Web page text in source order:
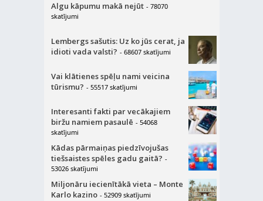
Algu kāpumu makā nejūt - 78070
skatījumi
Lembergs sašutis: Uz ko jūs cerat, ja
idioti vada valsti? - 68607 skatījumi
Vai klātienes spēļu nami veicina
tūrismu? - 55517 skatījumi
Interesanti fakti par vecākajiem
biržu namiem pasaulē - 54068
skatījumi
Kādas pārmaiņas piedzīvojušas
tiešsaistes spēles gadu gaitā? -
53026 skatījumi
Miljonāru iecienītākā vieta – Monte
Karlo kazino - 52909 skatījumi